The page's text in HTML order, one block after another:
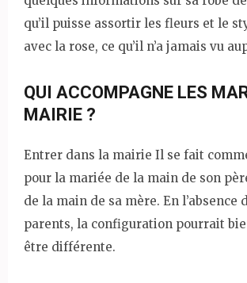
qu’il puisse assortir les fleurs et le
avec la rose, ce qu’il n’a jamais vu
QUI ACCOMPAGNE LES
MAIRIE ?
Entrer dans la mairie Il se fait
pour la mariée de la main de son
de la main de sa mère. En l’absence
parents, la configuration pourrait
être différente.